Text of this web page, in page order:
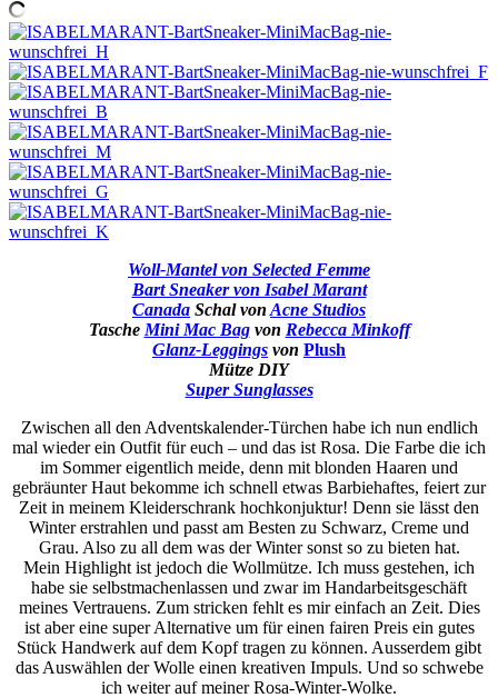
Woll-Mantel von Selected Femme
Bart Sneaker von Isabel Marant
Canada Schal von Acne Studios
Tasche Mini Mac Bagvon Rebecca Minkoff
Glanz-Leggings von Plush
Mütze DIY
Super Sunglasses
Zwischen all den Adventskalender-Türchen habe ich nun endlich
mal wieder ein Outfit für euch – und das ist Rosa. Die Farbe die ich
im Sommer eigentlich meide, denn mit blonden Haaren und
gebräunter Haut bekomme ich schnell etwas Barbiehaftes, feiert zur
Zeit in meinem Kleiderschrank hochkonjuktur! Denn sie lässt den
Winter erstrahlen und passt am Besten zu Schwarz, Creme und
Grau. Also zu all dem was der Winter sonst so zu bieten hat.
Mein Highlight ist jedoch die Wollmütze. Ich muss gestehen, ich
habe sie selbstmachenlassen und zwar im Handarbeitsgeschäft
meines Vertrauens. Zum stricken fehlt es mir einfach an Zeit. Dies
ist aber eine super Alternative um für einen fairen Preis ein gutes
Stück Handwerk auf dem Kopf tragen zu können. Ausserdem gibt
das Auswählen der Wolle einen kreativen Impuls. Und so schwebe
ich weiter auf meiner Rosa-Winter-Wolke.